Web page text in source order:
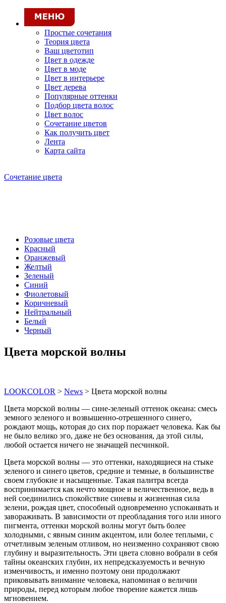
Простые сочетания
Теория цвета
Ваш цветотип
Цвет в одежде
Цвет в моде
Цвет в интерьере
Цвет дерева
Популярные оттенки
Подбор цвета волос
Цвет волос
Сочетание цветов
Как получить цвет
Лента
Карта сайта
Сочетание цвета
Розовые цвета
Красный
Оранжевый
Желтый
Зеленый
Синий
Фиолетовый
Коричневый
Нейтральный
Белый
Черный
Цвета морской волны
LOOKCOLOR > News > Цвета морской волны
Цвета морской волны — сине-зеленый оттенок океана: смесь
земного зеленого и возвышенно-отрешенного синего,
рождают мощь, которая до сих пор поражает человека. Как бы
не было велико эго, даже не без основания, да этой силы,
любой остается ничего не значащей песчинкой.
Цвета морской волны — это оттенки, находящиеся на стыке
зеленого и синего цветов, средние и темные, в большинстве
своем глубокие и насыщенные. Такая палитра всегда
воспринимается как нечто мощное и величественное, ведь в
ней соединились спокойствие синевы и жизненная сила
зелени, рождая цвет, способный одновременно успокаивать и
завораживать. В зависимости от преобладания того или иного
пигмента, оттенки морской волны могут быть более
холодными, с явным синим акцентом, или более теплыми, с
отчетливым зеленым отливом, но неизменно сохраняют свою
глубину и выразительность. Эти цвета словно вобрали в себя
тайны океанских глубин, их непредсказуемость и вечную
изменчивость, и именно поэтому они продолжают
приковывать внимание человека, напоминая о величии
природы, перед которым любое творение кажется лишь
мгновением.